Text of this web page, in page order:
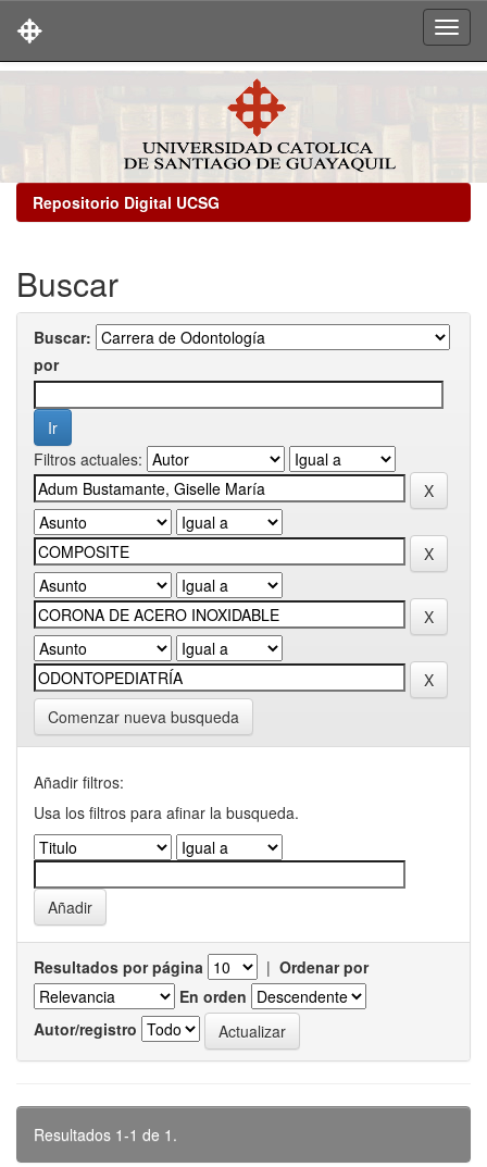
Repositorio Digital UCSG
Buscar
Buscar:
por
Filtros actuales:
Comenzar nueva busqueda
Añadir filtros:
Usa los filtros para afinar la busqueda.
Resultados por página | Ordenar por
En orden
Autor/registro
Resultados 1-1 de 1.